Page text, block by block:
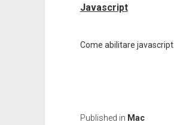
Javascript
Come abilitare javascript
Published in Mac